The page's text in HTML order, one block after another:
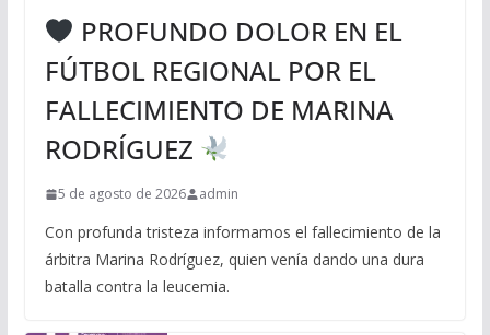
PROFUNDO DOLOR EN EL
FÚTBOL REGIONAL POR EL
FALLECIMIENTO DE MARINA
RODRÍGUEZ
5 de agosto de 2026 admin
Con profunda tristeza informamos el fallecimiento de la
árbitra Marina Rodríguez, quien venía dando una dura
batalla contra la leucemia.